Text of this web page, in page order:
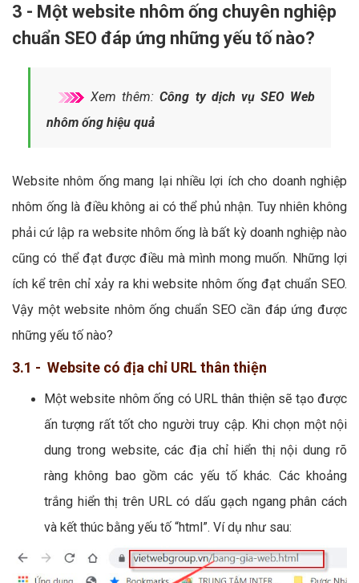
3 - Một website nhôm ống chuyên nghiệp
chuẩn SEO đáp ứng những yếu tố nào?
Xem thêm:Công ty dịch vụ SEO Web
nhôm ống hiệu quả
Website nhôm ống mang lại nhiều lợi ích cho doanh nghiệp
nhôm ống là điều không ai có thể phủ nhận. Tuy nhiên không
phải cứ lập ra website nhôm ống là bất kỳ doanh nghiệp nào
cũng có thể đạt được điều mà mình mong muốn. Những lợi
ích kể trên chỉ xảy ra khi website nhôm ống đạt chuẩn SEO.
Vậy một website nhôm ống chuẩn SEO cần đáp ứng được
những yếu tố nào?
3.1 - Website có địa chỉ URL thân thiện
Một website nhôm ống có URL thân thiện sẽ tạo được
ấn tượng rất tốt cho người truy cập. Khi chọn một nội
dung trong website, các địa chỉ hiển thị nội dung rõ
ràng không bao gồm các yếu tố khác. Các khoảng
trắng hiển thị trên URL có dấu gạch ngang phân cách
và kết thúc bằng yếu tố “html”. Ví dụ như sau: